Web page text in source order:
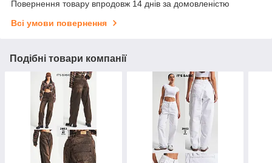
Повернення товару впродовж 14 днів за домовленістю
Всі умови повернення
Подібні товари компанії